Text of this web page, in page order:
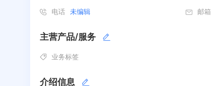
电话 未编辑 邮箱
主营产品/服务
业务标签
介绍信息